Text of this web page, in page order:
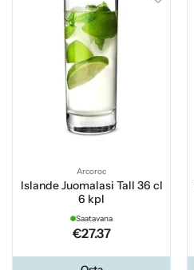
Arcoroc
Islande Juomalasi Tall 36 cl
6 kpl
Saatavana
€27.37